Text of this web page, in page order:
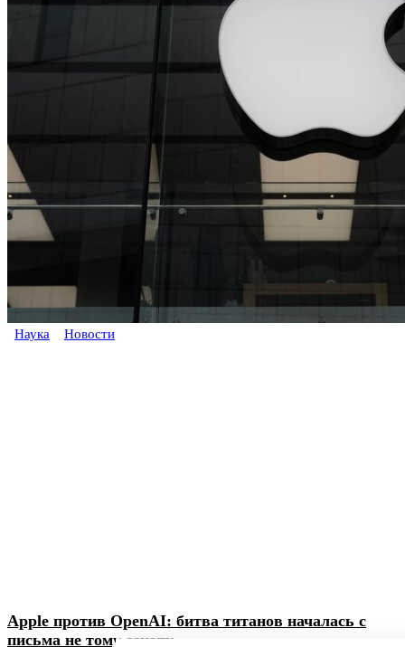
Наука Новости
Apple против OpenAI: битва титанов началась с
письма не тому азиату